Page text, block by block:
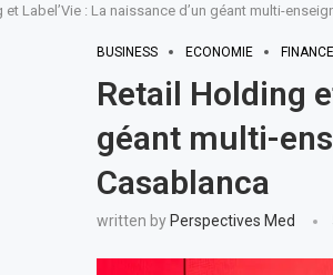
et Label’Vie : La naissance d’un géant multi-
BUSINESS ECONOMIE FINANCE
Retail Holding
géant multi-
Casablanca
written by Perspectives Med